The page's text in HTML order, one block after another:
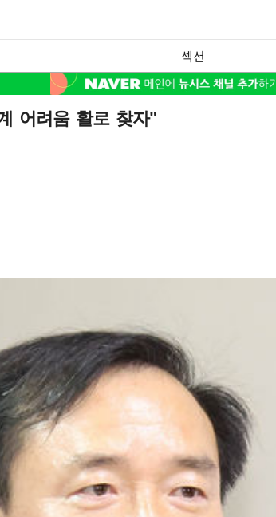
섹션
어려움 활로 찾자"